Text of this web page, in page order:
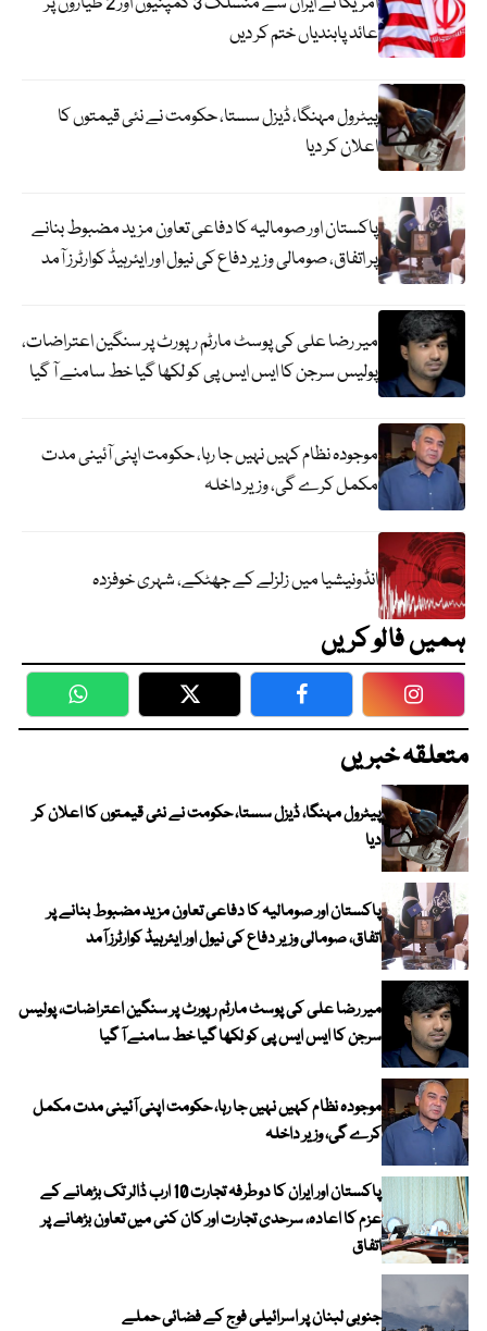
عائد پابندیاں ختم کر دیں
پیٹرول مہنگا، ڈیزل سستا، حکومت نے نئی قیمتوں کا
اعلان کر دیا
پاکستان اور صومالیہ کا دفاعی تعاون مزید مضبوط بنانے
پر اتفاق، صومالی وزیر دفاع کی نیول اور ایئرہیڈ کوارٹرز آمد
میر رضا علی کی پوسٹ مارٹم رپورٹ پر سنگین اعتراضات،
پولیس سرجن کا ایس ایس پی کو لکھا گیا خط سامنے آ گیا
موجودہ نظام کہیں نہیں جا رہا، حکومت اپنی آئینی مدت
مکمل کرے گی، وزیر داخلہ
انڈونیشیا میں زلزلے کے جھٹکے، شہری خوفزدہ
ہمیں فالو کریں
WhatsApp Twitter Facebook
متعلقہ خبریں
پیٹرول مہنگا، ڈیزل سستا، حکومت نے نئی قیمتوں کا اعلان کر
دیا
پاکستان اور صومالیہ کا دفاعی تعاون مزید مضبوط بنانے پر
اتفاق، صومالی وزیر دفاع کی نیول اور ایئرہیڈ کوارٹرز آمد
میر رضا علی کی پوسٹ مارٹم رپورٹ پر سنگین اعتراضات، پولیس
سرجن کا ایس ایس پی کو لکھا گیا خط سامنے آ گیا
موجودہ نظام کہیں نہیں جا رہا، حکومت اپنی آئینی مدت مکمل
کرے گی، وزیر داخلہ
پاکستان اور ایران کا دوطرفہ تجارت 10 ارب ڈالر تک بڑھانے کے
عزم کا اعادہ، سرحدی تجارت اور کان کنی میں تعاون بڑھانے پر
اتفاق
جنوبی لبنان پر اسرائیلی فوج کے فضائی حملے